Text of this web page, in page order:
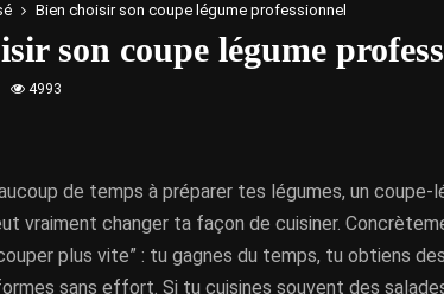
Bien choisir son coupe légume professionnel
son coupe légume
4993
de temps à préparer tes légumes, un coupe-
vraiment changer ta façon de cuisiner.
plus vite” : tu gagnes du temps, tu obtiens
sans effort. Si tu cuisines souvent des